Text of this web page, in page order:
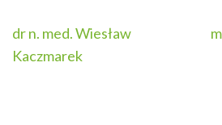
Nawigacja
wpisu
dr n. med. Wiesław
Kaczmarek